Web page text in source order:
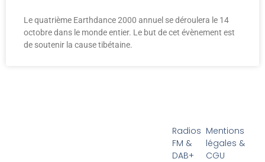
Le quatrième Earthdance 2000 annuel se déroulera le 14
octobre dans le monde entier. Le but de cet évènement est
de soutenir la cause tibétaine.
Radios
FM &
DAB+
Mentions
légales &
CGU